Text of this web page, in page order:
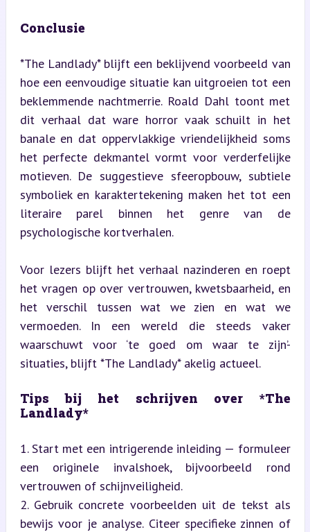
Conclusie
*The Landlady* blijft een beklijvend voorbeeld van
hoe een eenvoudige situatie kan uitgroeien tot een
beklemmende nachtmerrie. Roald Dahl toont met
dit verhaal dat ware horror vaak schuilt in het
banale en dat oppervlakkige vriendelijkheid soms
het perfecte dekmantel vormt voor verderfelijke
motieven. De suggestieve sfeeropbouw, subtiele
symboliek en karaktertekening maken het tot een
literaire parel binnen het genre van de
psychologische kortverhalen.
Voor lezers blijft het verhaal nazinderen en roept
het vragen op over vertrouwen, kwetsbaarheid, en
het verschil tussen wat we zien en wat we
vermoeden. In een wereld die steeds vaker
waarschuwt voor ‘te goed om waar te zijn’-
situaties, blijft *The Landlady* akelig actueel.
Tips bij het schrijven over *The
Landlady*
1. Start met een intrigerende inleiding — formuleer
een originele invalshoek, bijvoorbeeld rond
vertrouwen of schijnveiligheid.
2. Gebruik concrete voorbeelden uit de tekst als
bewijs voor je analyse. Citeer specifieke zinnen of